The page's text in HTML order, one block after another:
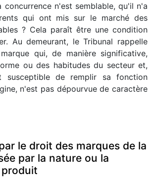
concurrence n'est semblable, qu'il n'a
qui ont mis sur le marché des
? Cela paraît être une condition
Au demeurant, le Tribunal rappelle
qui, de manière significative,
ou des habitudes du secteur et,
de remplir sa fonction
n'est pas dépourvue de caractère
le droit des marques de la
par la nature ou la